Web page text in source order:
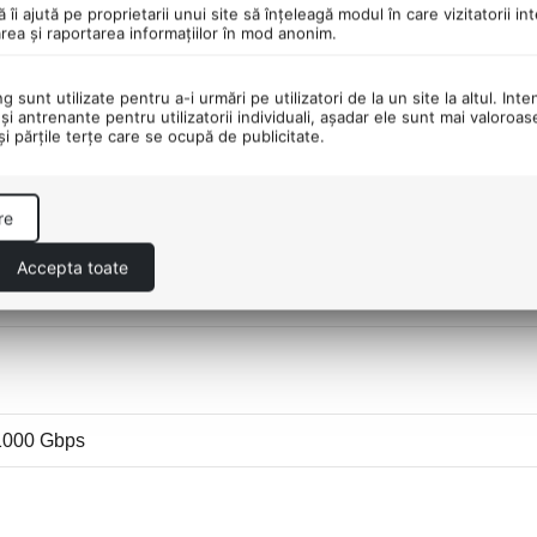
Gbps
îi ajută pe proprietarii unui site să înţeleagă modul în care vizitatorii
şi raportarea informaţiilor în mod anonim.
sunt utilizate pentru a-i urmări pe utilizatori de la un site la altul.
antrenante pentru utilizatorii individuali, aşadar ele sunt mai
părţile terţe care se ocupă de publicitate.
Accepta toate